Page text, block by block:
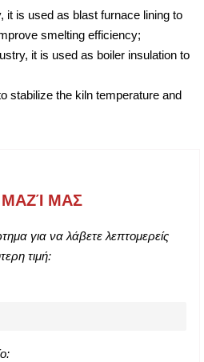
it is used as blast furnace lining to
smelting efficiency;
it is used as boiler insulation to
stabilize the kiln temperature and
ΜΑΣ
για να λάβετε λεπτομερείς
τιμή: